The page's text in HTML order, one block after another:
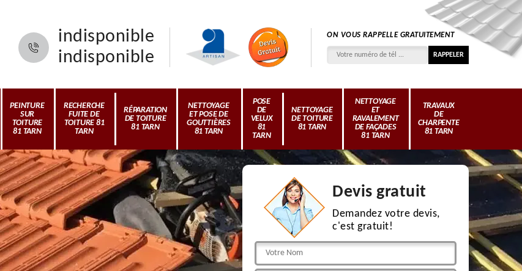
indisponible
indisponible
ON VOUS RAPPELLE GRATUITEMENT
PEINTURE
SUR
TOITURE
81 TARN
RECHERCHE
FUITE DE
TOITURE 81
TARN
RÉPARATION
DE TOITURE
81 TARN
NETTOYAGE
ET POSE DE
GOUTTIÈRES
81 TARN
POSE
DE
VELUX
81
TARN
NETTOYAGE
DE TOITURE
81 TARN
NETTOYAGE
ET
RAVALEMENT
DE FAÇADES
81 TARN
TRAVAUX
DE
CHARPENTE
81 TARN
Devis gratuit
Demandez votre devis,
c'est gratuit!